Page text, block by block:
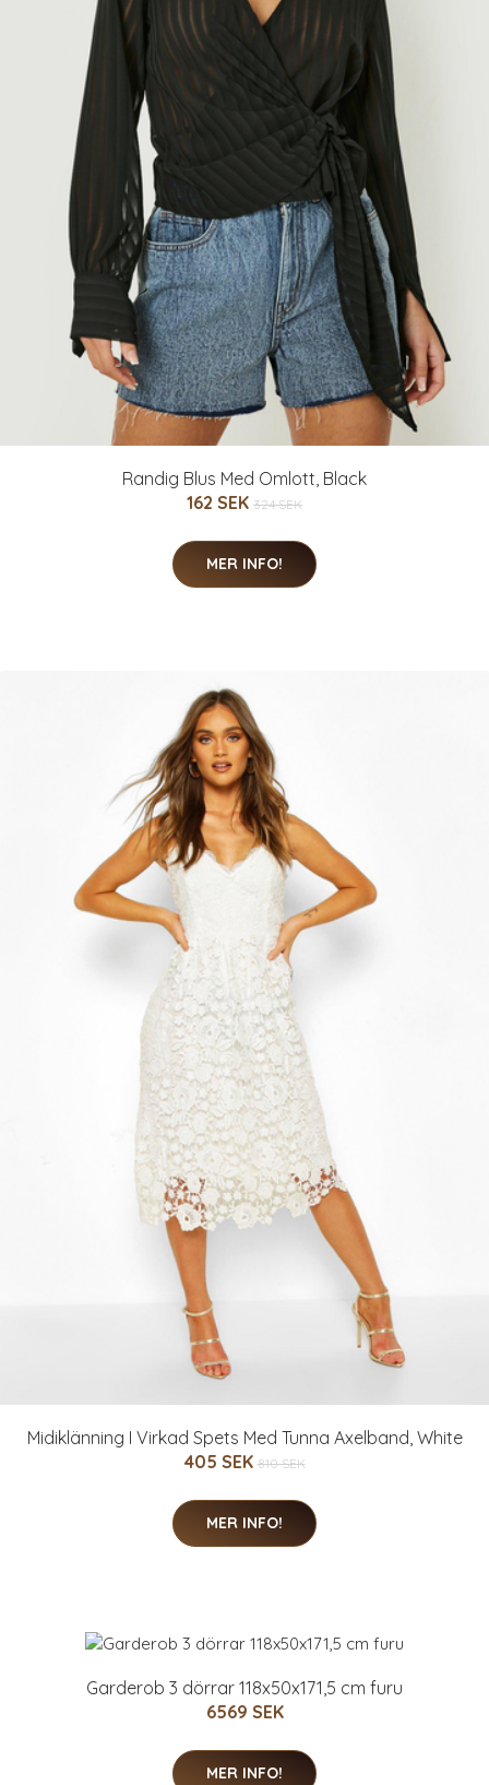
Randig Blus Med Omlott, Black
162 SEK 324 SEK
MER INFO!
Midiklänning I Virkad Spets Med Tunna Axelband, White
405 SEK 810 SEK
MER INFO!
Garderob 3 dörrar 118x50x171,5 cm furu
6569 SEK
MER INFO!